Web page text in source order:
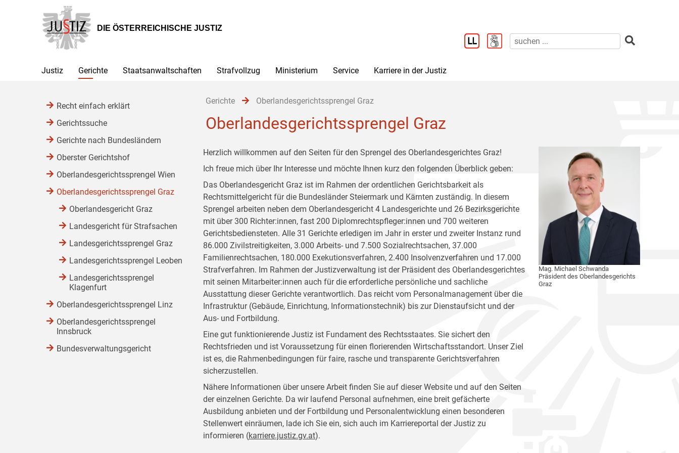
Hauptnavigation
[1]
Inhalt
[2]
Untermenü
[3]
DIE ÖSTERREICHISCHE JUSTIZ
Justiz Gerichte Staatsanwaltschaften Strafvollzug Ministerium Service Karriere in der Justiz
Gerichte Oberlandesgerichtssprengel Graz
Oberlandesgerichtssprengel Graz
Herzlich willkommen auf den Seiten für den Sprengel des Oberlandesgerichtes Graz!
Ich freue mich über Ihr Interesse und möchte Ihnen kurz den folgenden Überblick geben:
Das Oberlandesgericht Graz ist im Rahmen der ordentlichen Gerichtsbarkeit als
Rechtsmittelgericht für die Bundesländer Steiermark und Kärnten zuständig. In diesem
Sprengel arbeiten neben dem Oberlandesgericht 4 Landesgerichte und 26 Bezirksgerichte
mit über 300 Richter:innen, fast 200 Diplomrechtspfleger:innen und 700 weiteren
Gerichtsbediensteten. Alle 31 Gerichte erledigen im Jahr in erster und zweiter Instanz rund
86.000 Zivilstreitigkeiten, 3.000 Arbeits- und 7.500 Sozialrechtsachen, 37.000
Familienrechtsachen, 180.000 Exekutionsverfahren, 2.400 Insolvenzverfahren und 17.000
Strafverfahren. Im Rahmen der Justizverwaltung ist der Präsident des Oberlandesgerichtes
mit seinen Mitarbeiter:innen auch für die erforderliche persönliche und sachliche
Ausstattung dieser Gerichte verantwortlich. Das reicht vom Personalmanagement über die
Infrastruktur (Gebäude, Einrichtung, Informationstechnik) bis zur Dienstaufsicht und der
Aus- und Fortbildung.
Eine gut funktionierende Justiz ist Fundament des Rechtsstaates. Sie sichert den
Rechtsfrieden und ist Voraussetzung für einen florierenden Wirtschaftsstandort. Unser Ziel
ist es, die Rahmenbedingungen für faire, rasche und transparente Gerichtsverfahren
sicherzustellen.
Nähere Informationen über unsere Arbeit finden Sie auf dieser Website und auf den Seiten
der einzelnen Gerichte. Da wir laufend Personal aufnehmen, eine breit gefächerte
Ausbildung anbieten und der Fortbildung und Personalentwicklung einen besonderen
Stellenwert einräumen, lade ich Sie ein, sich auch im Karriereportal der Justiz zu
informieren (karriere.justiz.gv.at).
Mag. Michael Schwanda
Präsident des Oberlandesgerichts
Graz
Recht einfach erklärt
Gerichtssuche
Gerichte nach Bundesländern
Oberster Gerichtshof
Oberlandesgerichtssprengel Wien
Oberlandesgerichtssprengel Graz
Oberlandesgericht Graz
Landesgericht für Strafsachen
Landesgerichtssprengel Graz
Landesgerichtssprengel Leoben
Landesgerichtssprengel
Klagenfurt
Oberlandesgerichtssprengel Linz
Oberlandesgerichtssprengel
Innsbruck
Bundesverwaltungsgericht